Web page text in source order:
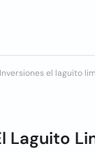
Inversiones el laguito
Laguito